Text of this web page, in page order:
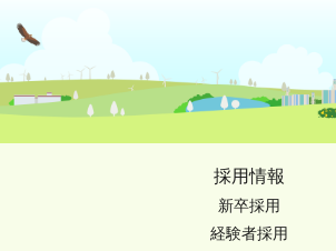
採用情報
新卒採用
経験者採用